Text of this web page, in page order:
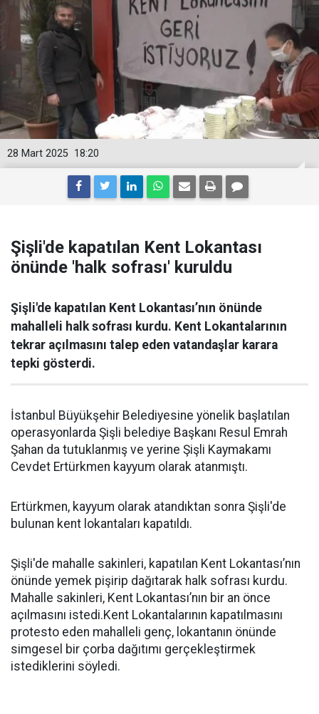
18:20
28 Mart 2025
Şişli'de kapatılan Kent Lokantası
önünde 'halk sofrası' kuruldu
Şişli'de kapatılan Kent Lokantası’nın önünde
mahalleli halk sofrası kurdu. Kent Lokantalarının
tekrar açılmasını talep eden vatandaşlar karara
tepki gösterdi.
İstanbul Büyükşehir Belediyesine yönelik başlatılan
operasyonlarda Şişli belediye Başkanı Resul Emrah
Şahan da tutuklanmış ve yerine Şişli Kaymakamı
Cevdet Ertürkmen kayyum olarak atanmıştı.
Ertürkmen, kayyum olarak atandıktan sonra Şişli'de
bulunan kent lokantaları kapatıldı.
Şişli'de mahalle sakinleri, kapatılan Kent Lokantası’nın
önünde yemek pişirip dağıtarak halk sofrası kurdu.
Mahalle sakinleri, Kent Lokantası’nın bir an önce
açılmasını istedi.Kent Lokantalarının kapatılmasını
protesto eden mahalleli genç, lokantanın önünde
simgesel bir çorba dağıtımı gerçekleştirmek
istediklerini söyledi.